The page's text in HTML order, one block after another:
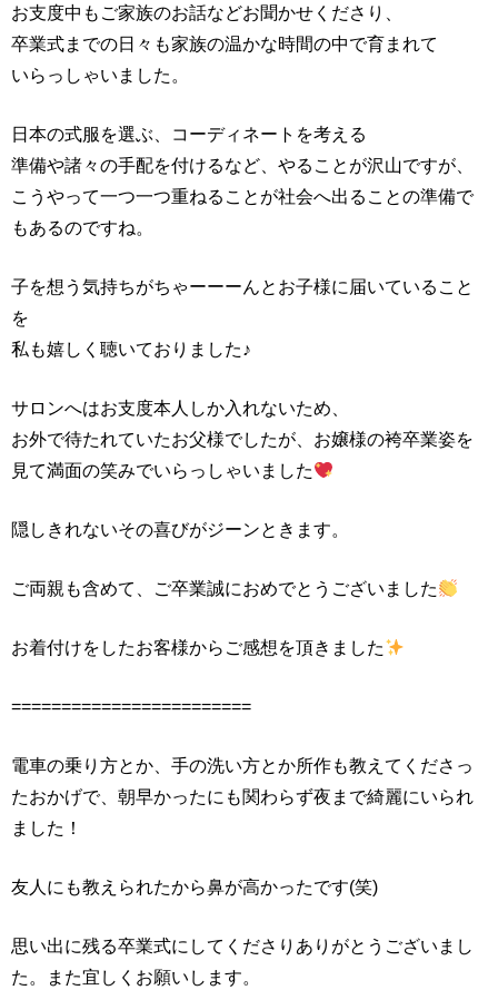
お支度中もご家族のお話などお聞かせくださり、
卒業式までの日々も家族の温かな時間の中で育まれて
いらっしゃいました。
日本の式服を選ぶ、コーディネートを考える
準備や諸々の手配を付けるなど、やることが沢山ですが、
こうやって一つ一つ重ねることが社会へ出ることの準備で
もあるのですね。
子を想う気持ちがちゃーーーんとお子様に届いていること
を
私も嬉しく聴いておりました♪
サロンへはお支度本人しか入れないため、
お外で待たれていたお父様でしたが、お嬢様の袴卒業姿を
見て満面の笑みでいらっしゃいました
隠しきれないその喜びがジーンときます。
ご両親も含めて、ご卒業誠におめでとうございました
お着付けをしたお客様からご感想を頂きました
========================
電車の乗り方とか、手の洗い方とか所作も教えてくださっ
たおかげで、朝早かったにも関わらず夜まで綺麗にいられ
ました！
友人にも教えられたから鼻が高かったです(笑)
思い出に残る卒業式にしてくださりありがとうございまし
た。また宜しくお願いします。